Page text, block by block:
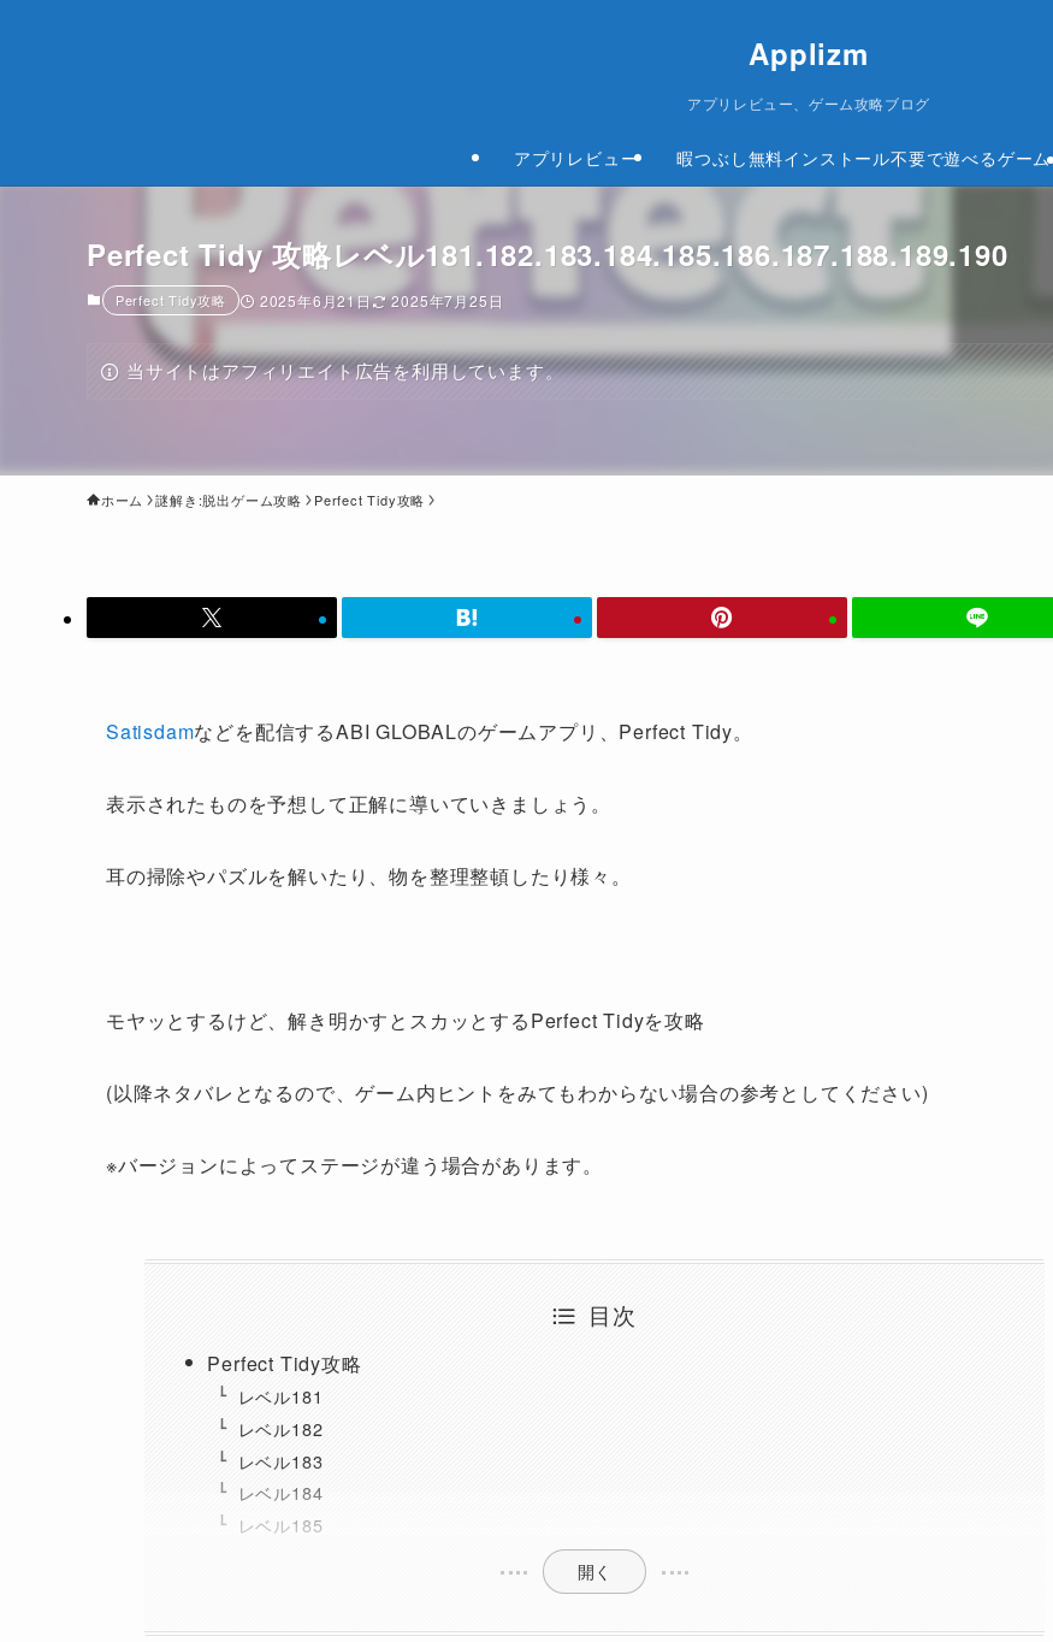
Applizm
アプリレビュー、ゲーム攻略ブログ
アプリレビュー 暇つぶし無料インストール不要で遊べるゲーム
Perfect Tidy 攻略レベル181.182.183.184.185.186.187.188.189.190
Perfect Tidy攻略 2025年6月21日 2025年7月25日
当サイトはアフィリエイト広告を利用しています。
ホーム 謎解き:脱出ゲーム攻略 Perfect Tidy攻略
Satisdamなどを配信するABI GLOBALのゲームアプリ、Perfect Tidy。
表示されたものを予想して正解に導いていきましょう。
耳の掃除やパズルを解いたり、物を整理整頓したり様々。
モヤッとするけど、解き明かすとスカッとするPerfect Tidyを攻略
(以降ネタバレとなるので、ゲーム内ヒントをみてもわからない場合の参考としてください)
※バージョンによってステージが違う場合があります。
目次
Perfect Tidy攻略
レベル181
レベル182
レベル183
レベル184
レベル185
開く